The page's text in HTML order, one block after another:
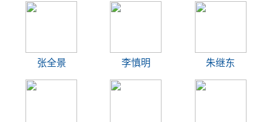
张全景 李慎明 朱继东